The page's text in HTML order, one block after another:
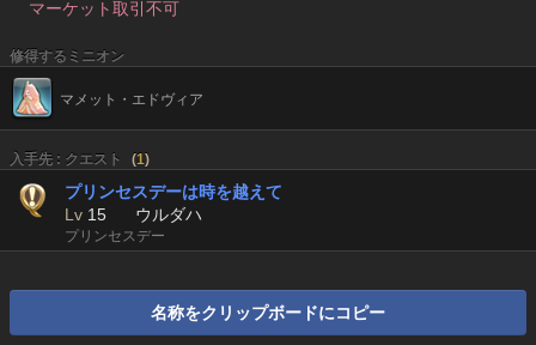
マーケット取引不可
修得するミニオン
マメット・エドヴィア
入手先 : クエスト (1)
プリンセスデーは時を越えて
Lv 15 ウルダハ
プリンセスデー
名称をクリップボードにコピー